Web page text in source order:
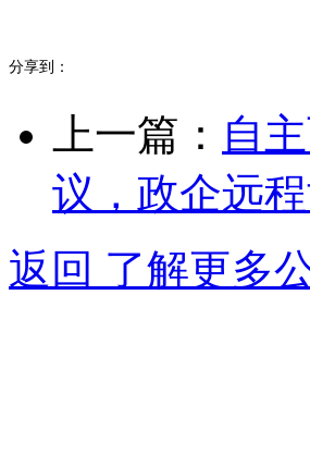
分享到：
上一篇： 自
议，政企远
返回 了解更多